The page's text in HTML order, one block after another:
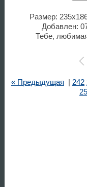
Размер:
Добавлен:
Тебе,
« Предыдущая 242